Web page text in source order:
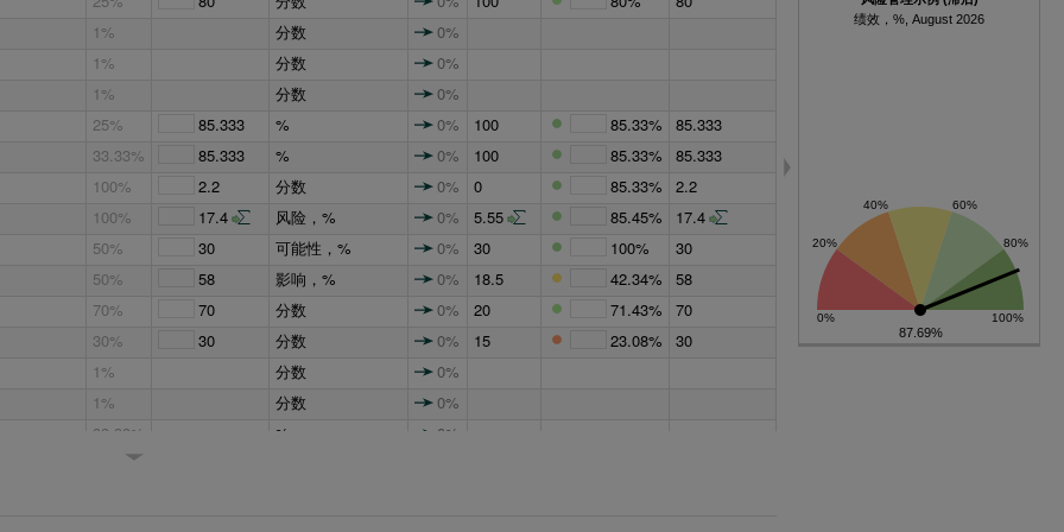
1%
分数
0%
1%
分数
0%
1%
分数
0%
25%
85.333 % 0% 100 85.33%
85.333
33.33%
85.333 % 0% 100 85.33%
85.333
100%
2.2 分数 0% 0 85.33%
2.2
100%
17.4 风险，% 0% 5.55 85.45%
17.4
50%
30 可能性，% 0% 30 100%
30
50%
58 影响，% 0% 18.5 42.34%
58
70%
70 分数 0% 20 71.43%
70
30%
30 分数 0% 15 23.08%
30
1%
分数
0%
1%
分数
0%
33.33%
%
0%
绩效，%, August 2026
87.69%